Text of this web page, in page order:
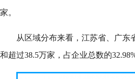
家。
从区域分布来看，江苏省、广
和超过38.5万家，占企业总数的32.98%